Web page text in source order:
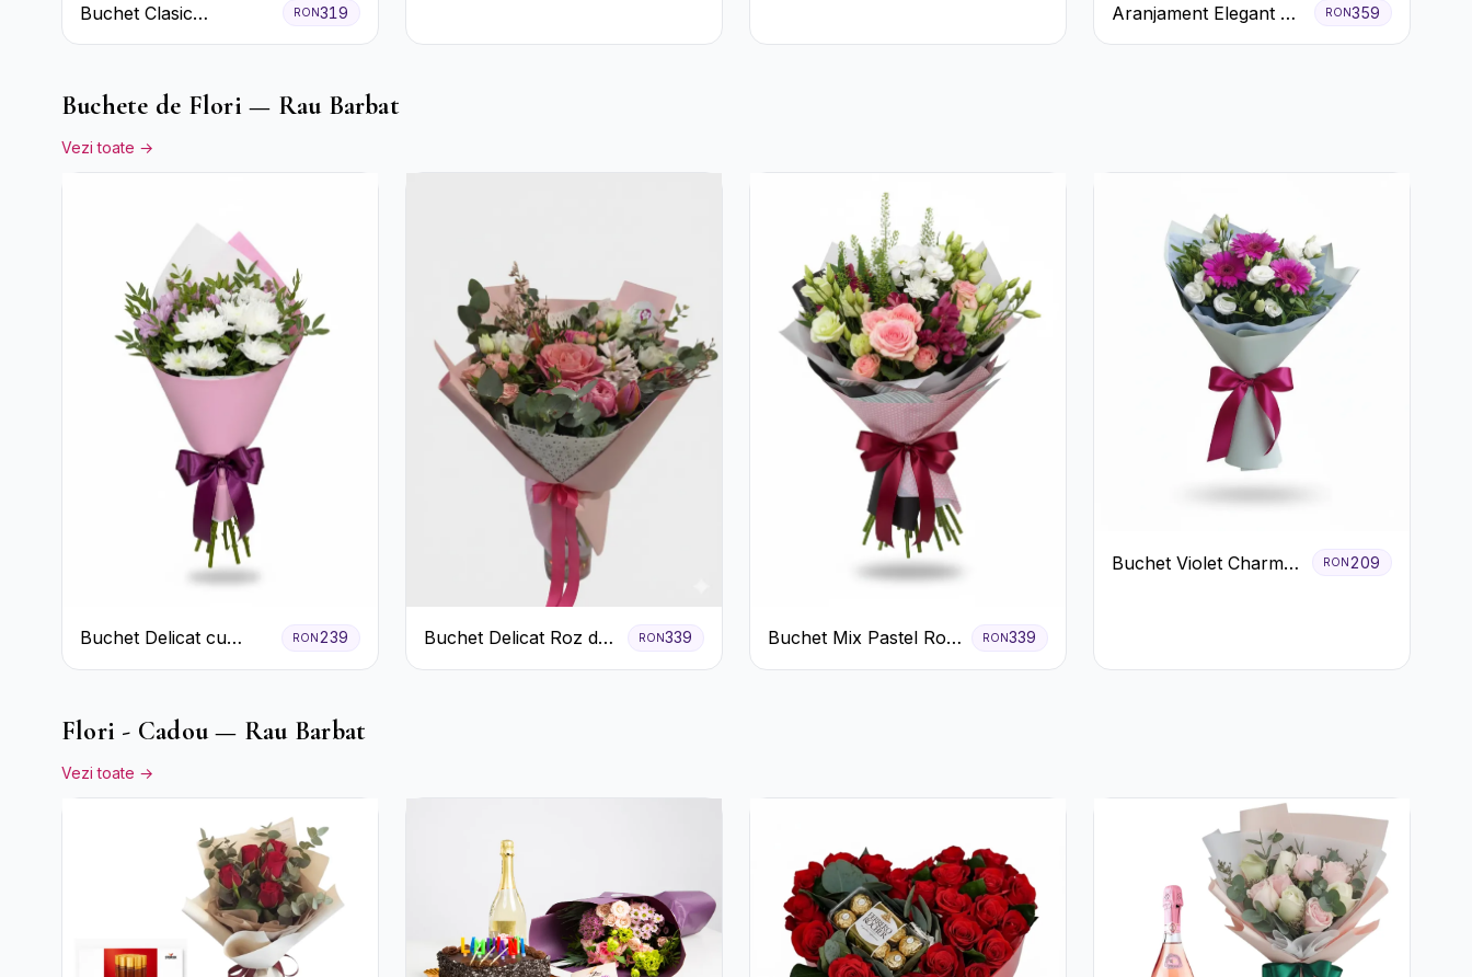
Buchet Clasic
Trandafiri Roșii și
RON319
Aranjament Elegant cu
Prosecco și Flori
RON359
Buchete de Flori — Rau Barbat
Vezi toate →
Buchet Delicat cu
Crizanteme Albe și
RON239
Buchet Delicat Roz de
primăvară
RON339
Buchet Mix Pastel Roz
și Alb
RON339
Buchet Violet Charm
RON209
Flori - Cadou — Rau Barbat
Vezi toate →